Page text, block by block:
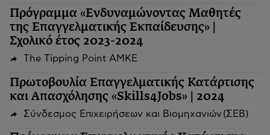
Πρόγραμμα «Ενδυναμώνοντας Μαθητές
της Επαγγελματικής Εκπαίδευσης» |
Σχολικό έτος 2023-2024
The Tipping Point ΑΜΚΕ
Πρωτοβουλία Επαγγελματικής Κατάρτισης
και Απασχόλησης «Skills4Jobs» | 2024
Σύνδεσμος Επιχειρήσεων και Βιομηχανιών (ΣΕΒ)